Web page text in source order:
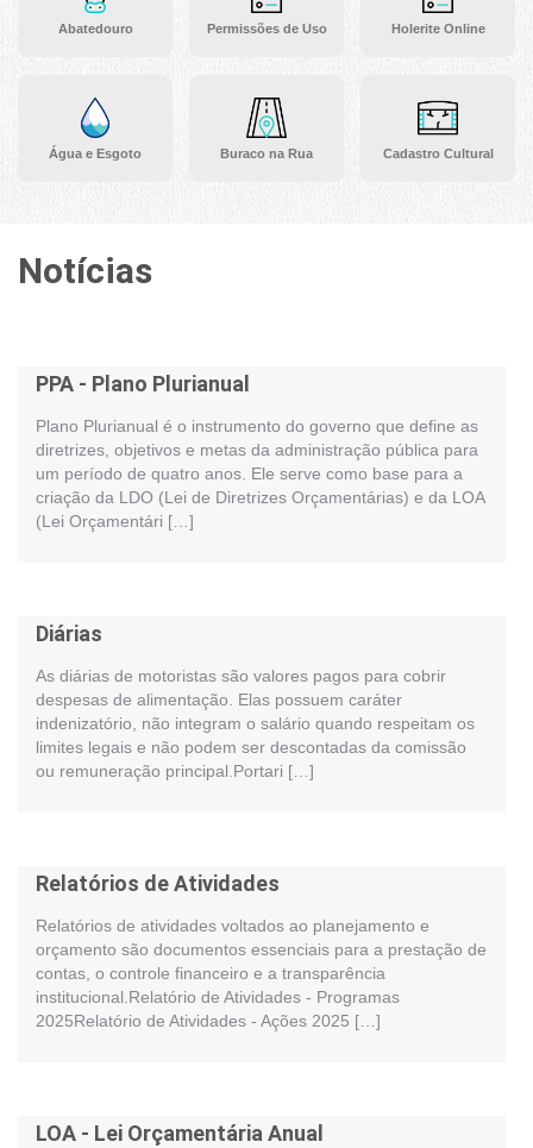
Abatedouro
Água e Esgoto
Permissões de Uso
Buraco na Rua
Holerite Online
Cadastro Cultural
Notícias
PPA - Plano Plurianual
Plano Plurianual é o instrumento do governo que define as
diretrizes, objetivos e metas da administração pública para
um período de quatro anos. Ele serve como base para a
criação da LDO (Lei de Diretrizes Orçamentárias) e da LOA
(Lei Orçamentári […]
Diárias
As diárias de motoristas são valores pagos para cobrir
despesas de alimentação. Elas possuem caráter
indenizatório, não integram o salário quando respeitam os
limites legais e não podem ser descontadas da comissão
ou remuneração principal.Portari […]
Relatórios de Atividades
Relatórios de atividades voltados ao planejamento e
orçamento são documentos essenciais para a prestação de
contas, o controle financeiro e a transparência
institucional.Relatório de Atividades - Programas
2025Relatório de Atividades - Ações 2025 […]
LOA - Lei Orçamentária Anual